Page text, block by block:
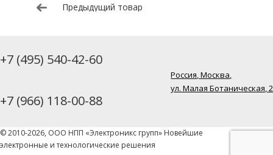
Предыдущий товар
+7 (495) 540-42-60
+7 (966) 118-00-88
Россия, Москва,
ул. Малая Ботаническая,
© 2010-2026, ООО НПП «Электроникс групп» Новейшие
электронные и технологические решения